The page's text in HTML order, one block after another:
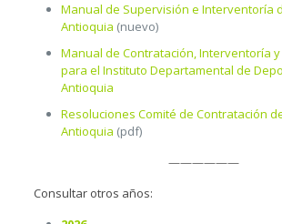
Manual de Supervisión e Interventoría
Antioquia (nuevo)
Manual de Contratación, Interventoría
para el Instituto Departamental de
Antioquia
Resoluciones Comité de Contratación
Antioquia (pdf)
——————
Consultar otros años: